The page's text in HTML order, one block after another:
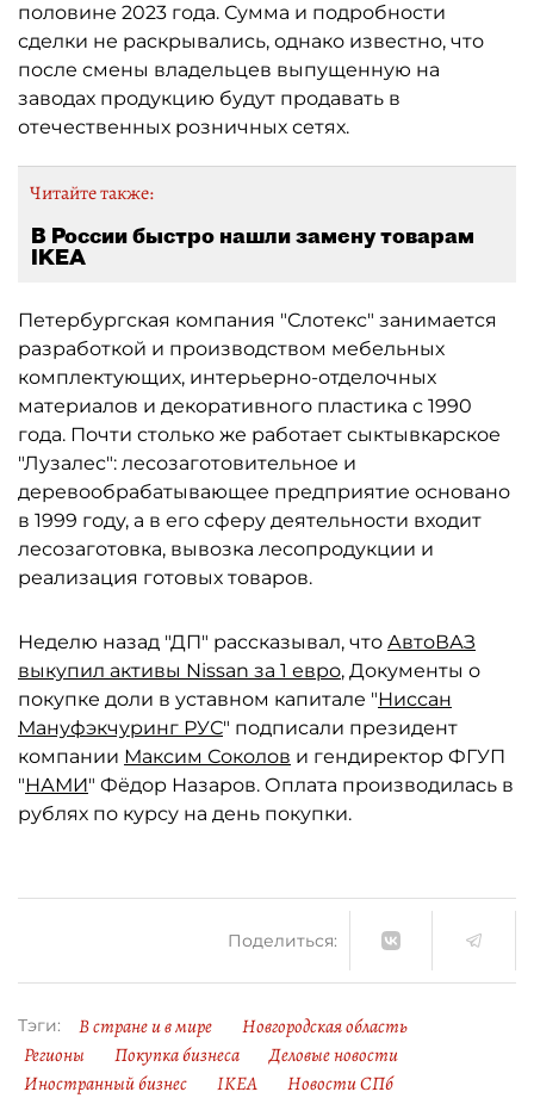
половине 2023 года. Сумма и подробности
сделки не раскрывались, однако известно, что
после смены владельцев выпущенную на
заводах продукцию будут продавать в
отечественных розничных сетях.
Читайте также:
В России быстро нашли замену товарам
IKEA
Петербургская компания "Слотекс" занимается
разработкой и производством мебельных
комплектующих, интерьерно-отделочных
материалов и декоративного пластика с 1990
года. Почти столько же работает сыктывкарское
"Лузалес": лесозаготовительное и
деревообрабатывающее предприятие основано
в 1999 году, а в его сферу деятельности входит
лесозаготовка, вывозка лесопродукции и
реализация готовых товаров.
Неделю назад "ДП" рассказывал, что АвтоВАЗ
выкупил активы Nissan за 1 евро, Документы о
покупке доли в уставном капитале "Ниссан
Мануфэкчуринг РУС" подписали президент
компании Максим Соколов и гендиректор ФГУП
"НАМИ" Фёдор Назаров. Оплата производилась в
рублях по курсу на день покупки.
Поделиться:
Тэги: В стране и в мире
Новгородская область
Регионы
Покупка бизнеса
Деловые новости
Иностранный бизнес
IKEA
Новости СПб